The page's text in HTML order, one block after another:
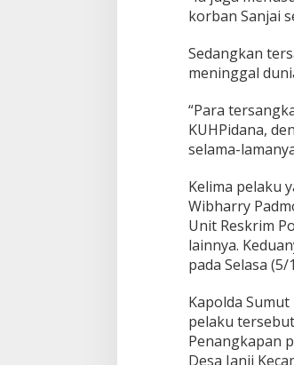
korban Sanjai
Sedangkan
meninggal
“Para
KUHPidana,
selama-
Kelima pelaku
Wibharry
Unit Reskrim
lainnya.
pada Selasa (5/
Kapolda
pelaku
Penangkapan
Desa Janji